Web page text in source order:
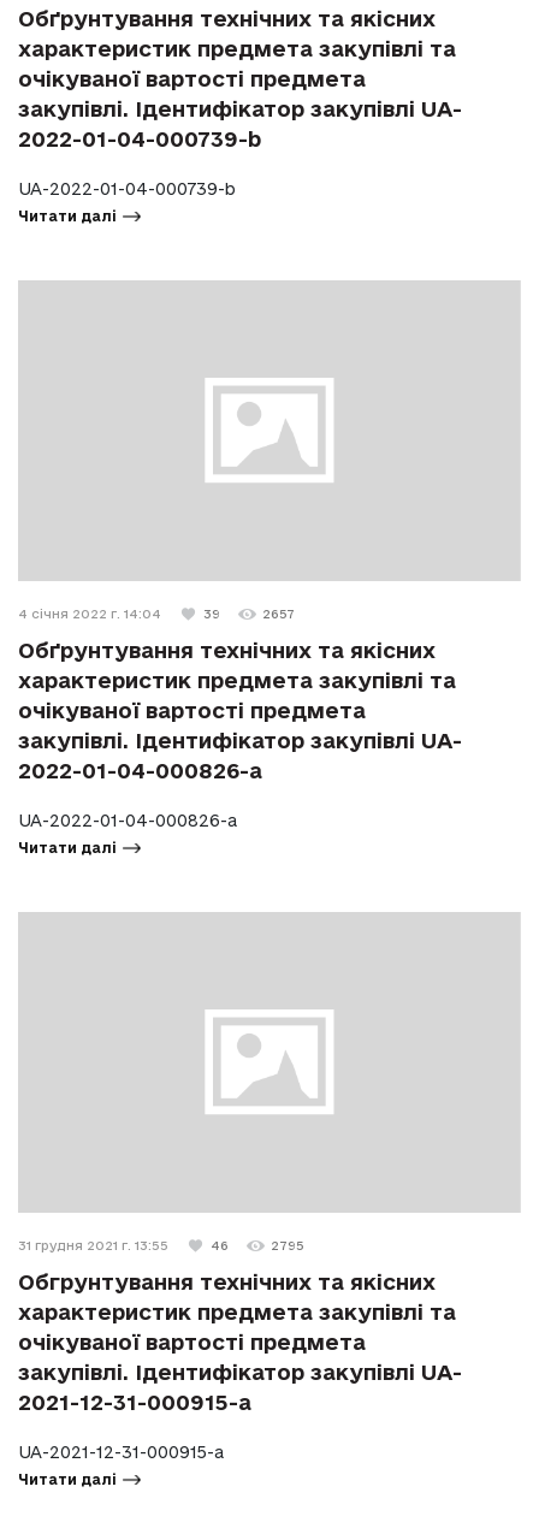
Обґрунтування технічних та якісних
характеристик предмета закупівлі та
очікуваної вартості предмета
закупівлі. Ідентифікатор закупівлі UA-
2022-01-04-000739-b
UA-2022-01-04-000739-b
Читати далі
4 січня 2022 г. 14:04 39 2657
Обґрунтування технічних та якісних
характеристик предмета закупівлі та
очікуваної вартості предмета
закупівлі. Ідентифікатор закупівлі UA-
2022-01-04-000826-a
UA-2022-01-04-000826-a
Читати далі
31 грудня 2021 г. 13:55 46 2795
Обгрунтування технічних та якісних
характеристик предмета закупівлі та
очікуваної вартості предмета
закупівлі. Ідентифікатор закупівлі UA-
2021-12-31-000915-a
UA-2021-12-31-000915-a
Читати далі